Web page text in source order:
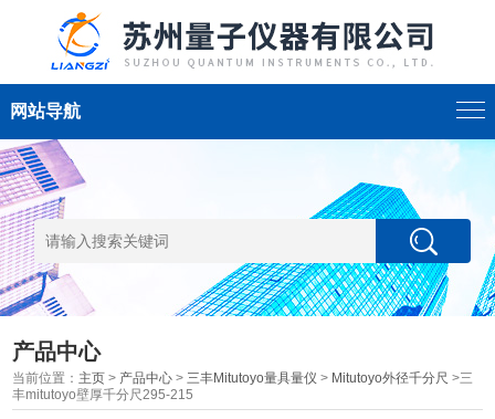
网站导航
产品中心
当前位置： 主页 > 产品中心 >三丰Mitutoyo量具量仪 > Mitutoyo外径千分尺 >三
丰mitutoyo壁厚千分尺295-215